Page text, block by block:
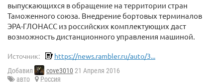
выпускающихся в обращение на территории стран
Таможенного союза. Внедрение бортовых терминалов
ЭРА-ГЛОНАСС из российских комплектующих даст
возможность дистанционного управления машиной.
Источник: https://news.rambler.ru/auto/3...
Добавил cove3010 21 Апреля 2016
авто
Россия